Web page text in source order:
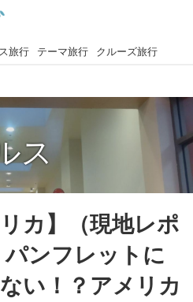
旅行 テーマ旅行 クルーズ旅行
ス
リカ】（現地レポ
パンフレットに
い！？アメリカ